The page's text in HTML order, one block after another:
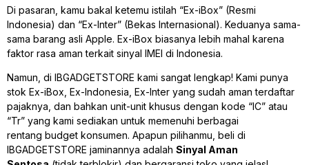
Di pasaran, kamu bakal ketemu istilah “Ex-iBox” (Resmi
Indonesia) dan “Ex-Inter” (Bekas Internasional). Keduanya sama-
sama barang asli Apple. Ex-iBox biasanya lebih mahal karena
faktor rasa aman terkait sinyal IMEI di Indonesia.
Namun, di IBGADGETSTORE kami sangat lengkap! Kami punya
stok Ex-iBox, Ex-Indonesia, Ex-Inter yang sudah aman terdaftar
pajaknya, dan bahkan unit-unit khusus dengan kode “IC” atau
“Tr” yang kami sediakan untuk memenuhi berbagai
rentang budget konsumen. Apapun pilihanmu, beli di
IBGADGETSTORE jaminannya adalah Sinyal Aman